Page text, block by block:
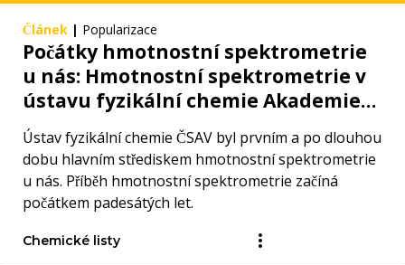
Článek | Popularizace
Počátky hmotnostní spektrometrie
u nás: Hmotnostní spektrometrie v
ústavu fyzikální chemie Akademie
věd (část I)
Ústav fyzikální chemie ČSAV byl prvním a po dlouhou
dobu hlavním střediskem hmotnostní spektrometrie
u nás. Příběh hmotnostní spektrometrie začíná
počátkem padesátých let.
Chemické listy